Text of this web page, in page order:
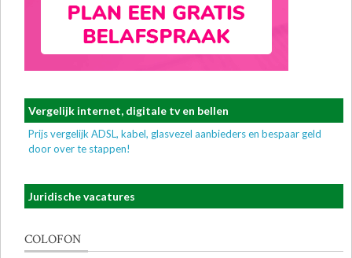
Vergelijk internet, digitale tv en bellen
Prijs vergelijk ADSL, kabel, glasvezel aanbieders en bespaar geld
door over te stappen!
Juridische vacatures
COLOFON